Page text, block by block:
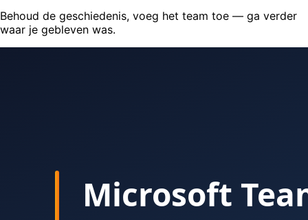
Behoud de geschiedenis, voeg het team toe — ga verder
waar je gebleven was.